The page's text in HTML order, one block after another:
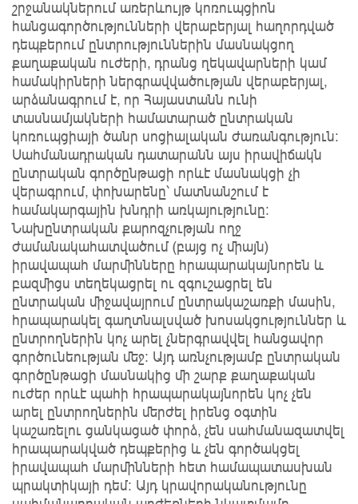
շրջանակներում առերևույթ կոռուպցիոն
հանցագործությունների վերաբերյալ հաղորդված
դեպքերում ընտրություններին մասնակցող
քաղաքական ուժերի, դրանց ղեկավարների կամ
համակիրների ներգրավվածության վերաբերյալ,
արձանագրում է, որ Հայաստանն ունի
տասնամյակների համատարած ընտրական
կոռուպցիայի ծանր սոցիալական ժառանգություն։
Սահմանադրական դատարանն այս իրավիճակն
ընտրական գործընթացի որևէ մասնակցի չի
վերագրում, փոխարենը՝ մատնանշում է
համակարգային խնդրի առկայությունը։
Նախընտրական քարոզչության ողջ
ժամանակահատվածում (բայց ոչ միայն)
իրավապահ մարմինները հրապարակայնորեն և
բազմիցս տեղեկացրել ու զգուշացրել են
ընտրական միջավայրում ընտրակաշառքի մասին,
հրապարակել գաղտնալսված խոսակցություններ և
ընտրողներին կոչ արել չներգրավվել հանցավոր
գործունեության մեջ։ Այդ առնչությամբ ընտրական
գործընթացի մասնակից մի շարք քաղաքական
ուժեր որևէ պահի հրապարակայնորեն կոչ չեն
արել ընտրողներին մերժել իրենց օգտին
կաշառելու ցանկացած փորձ, չեն սահմանազատվել
հրապարակված դեպքերից և չեն գործակցել
իրավապահ մարմինների հետ համապատասխան
պրակտիկայի դեմ։ Այդ կրավորականությունը